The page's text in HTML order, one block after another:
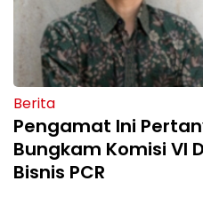
Berita
Pengamat Ini
Bungkam Komisi VI
Bisnis PCR